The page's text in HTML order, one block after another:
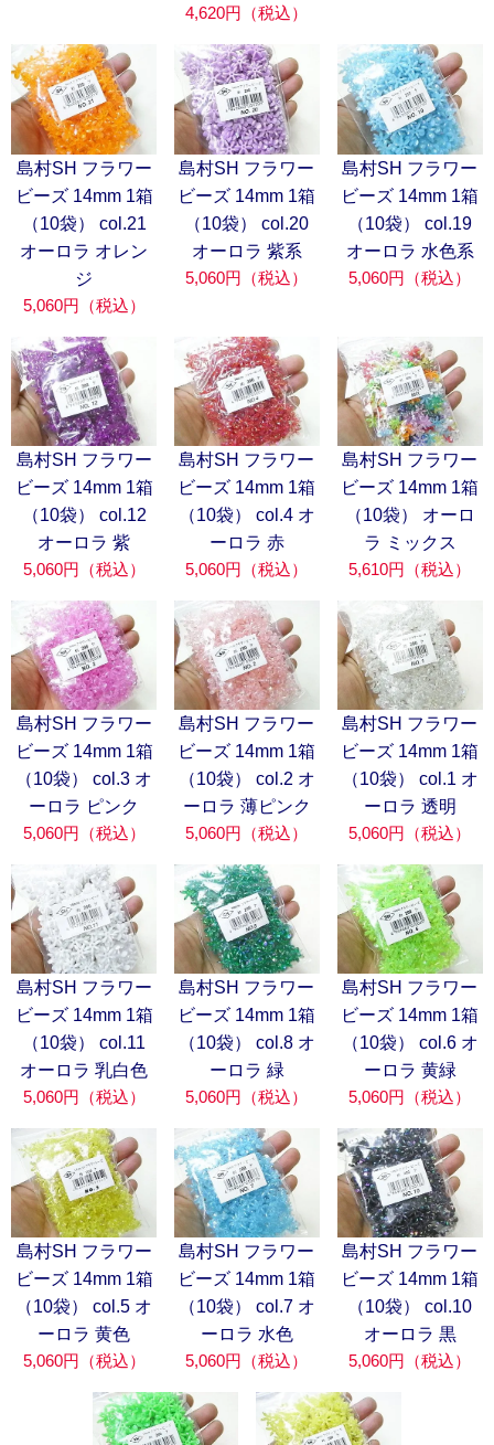
4,620円（税込）
島村SH フラワー
ビーズ 14mm 1箱
（10袋） col.21
オーロラ オレン
ジ
5,060円（税込）
島村SH フラワー
ビーズ 14mm 1箱
（10袋） col.20
オーロラ 紫系
5,060円（税込）
島村SH フラワー
ビーズ 14mm 1箱
（10袋） col.19
オーロラ 水色系
5,060円（税込）
島村SH フラワー
ビーズ 14mm 1箱
（10袋） col.12
オーロラ 紫
5,060円（税込）
島村SH フラワー
ビーズ 14mm 1箱
（10袋） col.4 オ
ーロラ 赤
5,060円（税込）
島村SH フラワー
ビーズ 14mm 1箱
（10袋） オーロ
ラ ミックス
5,610円（税込）
島村SH フラワー
ビーズ 14mm 1箱
（10袋） col.3 オ
ーロラ ピンク
5,060円（税込）
島村SH フラワー
ビーズ 14mm 1箱
（10袋） col.2 オ
ーロラ 薄ピンク
5,060円（税込）
島村SH フラワー
ビーズ 14mm 1箱
（10袋） col.1 オ
ーロラ 透明
5,060円（税込）
島村SH フラワー
ビーズ 14mm 1箱
（10袋） col.11
オーロラ 乳白色
5,060円（税込）
島村SH フラワー
ビーズ 14mm 1箱
（10袋） col.8 オ
ーロラ 緑
5,060円（税込）
島村SH フラワー
ビーズ 14mm 1箱
（10袋） col.6 オ
ーロラ 黄緑
5,060円（税込）
島村SH フラワー
ビーズ 14mm 1箱
（10袋） col.5 オ
ーロラ 黄色
5,060円（税込）
島村SH フラワー
ビーズ 14mm 1箱
（10袋） col.7 オ
ーロラ 水色
5,060円（税込）
島村SH フラワー
ビーズ 14mm 1箱
（10袋） col.10
オーロラ 黒
5,060円（税込）